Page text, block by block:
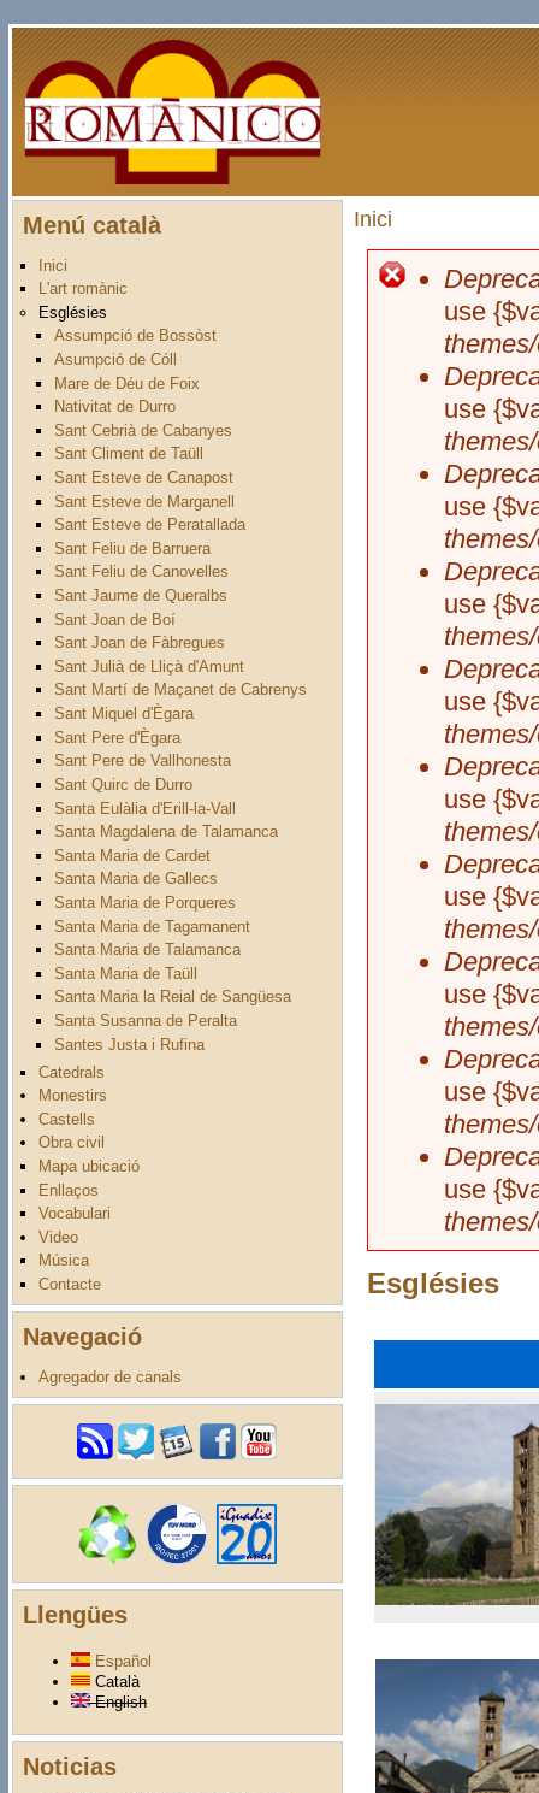
Vés al contingut
Menú català
Inici
L'art romànic
Esglésies
Assumpció de Bossòst
Asumpció de Cóll
Mare de Déu de Foix
Nativitat de Durro
Sant Cebrià de Cabanyes
Sant Climent de Taüll
Sant Esteve de Canapost
Sant Esteve de Marganell
Sant Esteve de Peratallada
Sant Feliu de Barruera
Sant Feliu de Canovelles
Sant Jaume de Queralbs
Sant Joan de Boí
Sant Joan de Fàbregues
Sant Julià de Lliçà d'Amunt
Sant Martí de Maçanet de Cabrenys
Sant Miquel d'Ègara
Sant Pere d'Ègara
Sant Pere de Vallhonesta
Sant Quirc de Durro
Santa Eulàlia d'Erill-la-Vall
Santa Magdalena de Talamanca
Santa Maria de Cardet
Santa Maria de Gallecs
Santa Maria de Porqueres
Santa Maria de Tagamanent
Santa Maria de Talamanca
Santa Maria de Taüll
Santa Maria la Reial de Sangüesa
Santa Susanna de Peralta
Santes Justa i Rufina
Catedrals
Monestirs
Castells
Obra civil
Mapa ubicació
Enllaços
Vocabulari
Video
Música
Contacte
Navegació
Agregador de canals
Llengües
Español
Català
English
Noticias
Esteu aquí
Inici
use
use
use
use
use
use
use
use
use
use
Esglésies